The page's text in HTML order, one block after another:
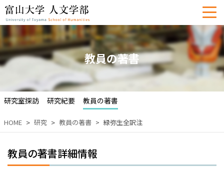
教員の著書
研究室探訪 研究紀要 教員の著書
HOME 研究 教員の著書 緑弥生全訳注
教員の著書詳細情報